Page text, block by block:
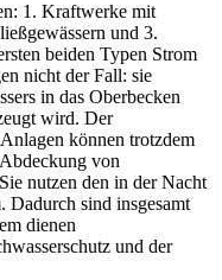
1. Kraftwerke mit
und 3.
beiden Typen Strom
nicht der Fall: sie
in das Oberbecken
wird. Der
können trotzdem
von
nutzen den in der Nacht
Dadurch sind insgesamt
dienen
und der